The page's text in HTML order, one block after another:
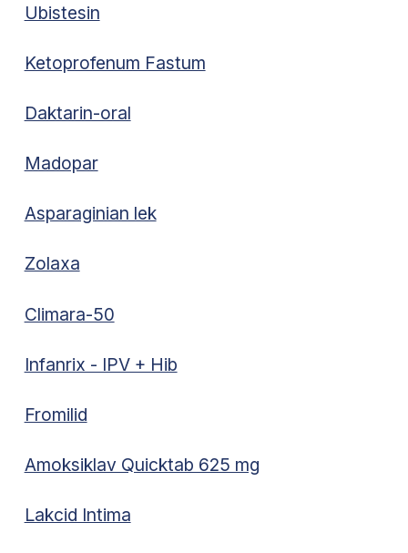
Ubistesin
Ketoprofenum Fastum
Daktarin-oral
Madopar
Asparaginian lek
Zolaxa
Climara-50
Infanrix - IPV + Hib
Fromilid
Amoksiklav Quicktab 625 mg
Lakcid Intima